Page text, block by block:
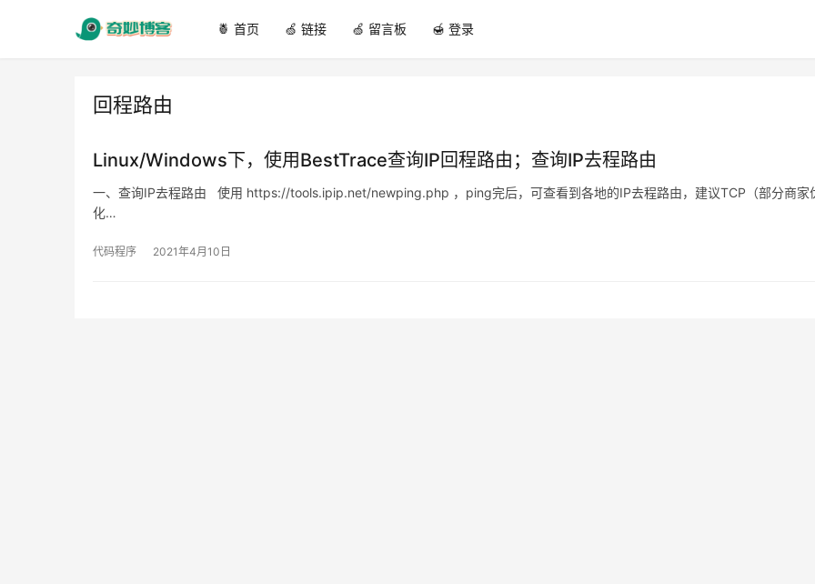
🍍 首页 🍏 链接 🍏 留言板 🍯 登录
回程路由
Linux/Windows下，使用BestTrace查询IP回程路由；查询IP去程路由
一、查询IP去程路由 使用 https://tools.ipip.net/newping.php ，ping完后，可查看到各地的IP去程路由，建议TCP（部分商家
化…
代码程序 2021年4月10日